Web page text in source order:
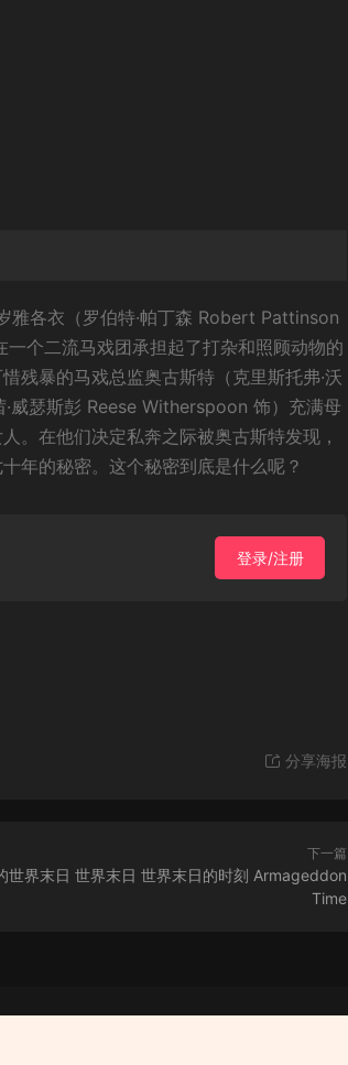
雅各衣（罗伯特·帕丁森 Robert Pattinson
个二流马戏团承担起了打杂和照顾动物的
残暴的马戏总监奥古斯特（克里斯托弗·沃
威瑟斯彭 Reese Witherspoon 饰）充满母
。在他们决定私奔之际被奥古斯特发现，
年的秘密。这个秘密到底是什么呢？
登录/注册
分享海报
下一篇
世界末日 世界末日 世界末日的时刻 Armageddon
Time